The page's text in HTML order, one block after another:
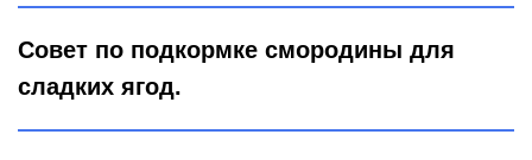
Совет по подкормке смородины для
сладких ягод.